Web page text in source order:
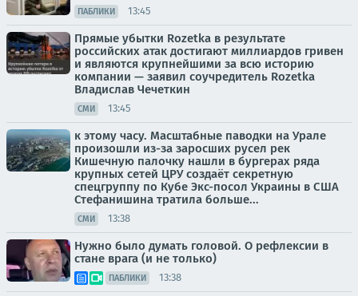
ПАБЛИКИ 13:45
Прямые убытки Rozetka в результате
российских атак достигают миллиардов гривен
и являются крупнейшими за всю историю
компании — заявил соучредитель Rozetka
Владислав Чечеткин
СМИ 13:45
к этому часу. Масштабные паводки на Урале
произошли из-за заросших русел рек
Кишечную палочку нашли в бургерах ряда
крупных сетей ЦРУ создаёт секретную
спецгруппу по Кубе Экс-посол Украины в США
Стефанишина тратила больше...
СМИ 13:38
Нужно было думать головой. О рефлексии в
стане врага (и не только)
ПАБЛИКИ 13:38